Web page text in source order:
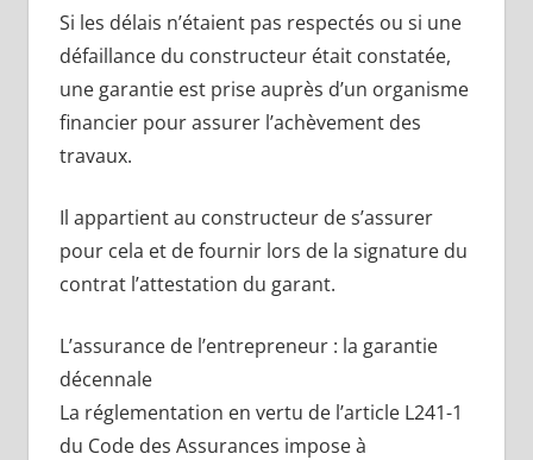
Si les délais n’étaient pas respectés ou si une
défaillance du constructeur était constatée,
une garantie est prise auprès d’un organisme
financier pour assurer l’achèvement des
travaux.
Il appartient au constructeur de s’assurer
pour cela et de fournir lors de la signature du
contrat l’attestation du garant.
L’assurance de l’entrepreneur : la garantie
décennale
La réglementation en vertu de l’article L241-1
du Code des Assurances impose à